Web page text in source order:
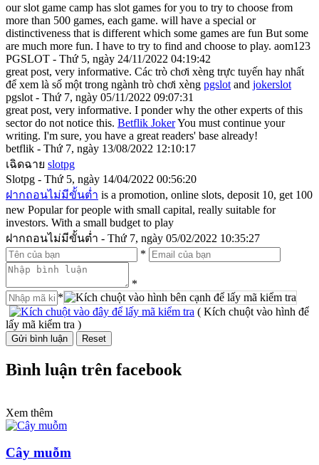
our slot game camp has slot games for you to try to choose from
more than 500 games, each game. will have a special or
distinctiveness that is different which some games are fun But some
are much more fun. I have to try to find and choose to play. aom123
PGSLOT - Thứ 5, ngày 24/11/2022 04:19:42
great post, very informative. Các trò chơi xèng trực tuyến hay nhất
để xem là số một trong ngành trò chơi xèng pgslot and jokerslot
pgslot - Thứ 7, ngày 05/11/2022 09:07:31
great post, very informative. I ponder why the other experts of this
sector do not notice this. Betflik JokerYou must continue your
writing. I'm sure, you have a great readers' base already!
betflik - Thứ 7, ngày 13/08/2022 12:10:17
เฉิดฉาย slotpg
Slotpg - Thứ 5, ngày 14/04/2022 00:56:20
ฝากถอนไม่มีขั้นต่ำ is a promotion, online slots, deposit 10, get 100
new Popular for people with small capital, really suitable for
investors. With a small budget to play
ฝากถอนไม่มีขั้นต่ำ - Thứ 7, ngày 05/02/2022 10:35:27
*
*
*
( Kích chuột vào hình để
lấy mã kiểm tra )
Bình luận trên facebook
Xem thêm
Cây muỗm